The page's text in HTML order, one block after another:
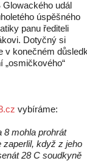
udál
úspěšného
panu řediteli
Dotyčný si
v konečném
„osmičkového“
vybíráme:
8 mohla prohrát
zaperlil, když z jeho
28 C soudkyně